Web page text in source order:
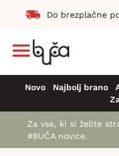
Do brezplačne
Novo Najbolj brano
Za vse, ki si želite
#BUČA novice.